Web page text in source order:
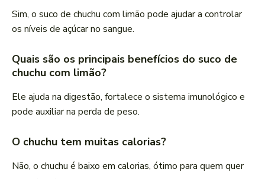
Sim, o suco de chuchu com limão pode ajudar a controlar
os níveis de açúcar no sangue.
Quais são os principais benefícios do suco de
chuchu com limão?
Ele ajuda na digestão, fortalece o sistema imunológico e
pode auxiliar na perda de peso.
O chuchu tem muitas calorias?
Não, o chuchu é baixo em calorias, ótimo para quem quer